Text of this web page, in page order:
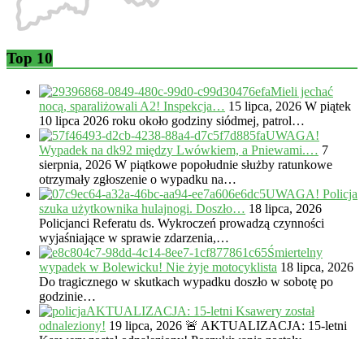
Top 10
Mieli jechać
nocą, sparaliżowali A2! Inspekcja… 15 lipca, 2026 W piątek
10 lipca 2026 roku około godziny siódmej, patrol…
UWAGA!
Wypadek na dk92 między Lwówkiem, a Pniewami.… 7
sierpnia, 2026 W piątkowe popołudnie służby ratunkowe
otrzymały zgłoszenie o wypadku na…
UWAGA! Policja
szuka użytkownika hulajnogi. Doszło… 18 lipca, 2026
Policjanci Referatu ds. Wykroczeń prowadzą czynności
wyjaśniające w sprawie zdarzenia,…
Śmiertelny
wypadek w Bolewicku! Nie żyje motocyklista 18 lipca, 2026
Do tragicznego w skutkach wypadku doszło w sobotę po
godzinie…
AKTUALIZACJA: 15-letni Ksawery został
odnaleziony! 19 lipca, 2026 🚨 AKTUALIZACJA: 15-letni